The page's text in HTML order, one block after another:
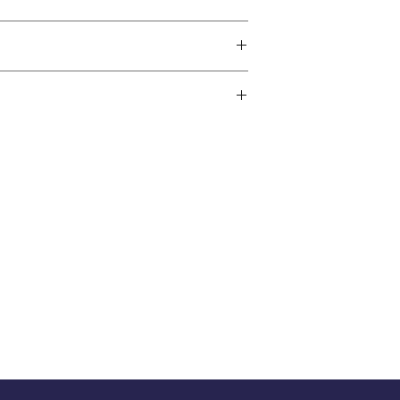
2 tygodni. Jeśli zamówiony
złotem naszkliwnym